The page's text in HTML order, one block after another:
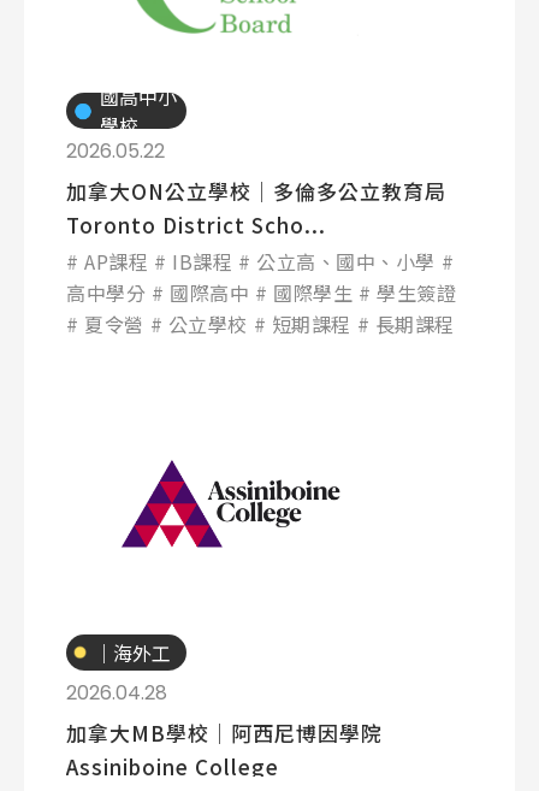
國高中小
學校
2026.05.22
加拿大ON公立學校│多倫多公立教育局
Toronto District Scho...
AP課程 IB課程
公立高、國中、小學
高中學分
國際高中 國際學生
學生簽證
夏令營
公立學校 短期課程 長期課程
｜海外工
讀
2026.04.28
加拿大MB學校│阿西尼博因學院
Assiniboine College